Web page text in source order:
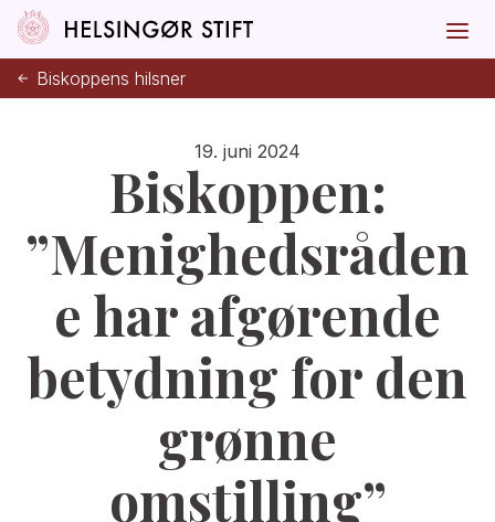
Biskoppens hilsner
19. juni 2024
Biskoppen:
”Menighedsråden
e har afgørende
betydning for den
grønne
omstilling”